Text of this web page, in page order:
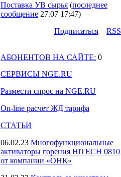
Поставка УВ сырья (последнее
сообщение 27.07 17:47)
Подпиcаться
RSS
АБОНЕНТОВ НА САЙТЕ: 0
СЕРВИСЫ NGE.RU
Размести спрос на NGE.RU
On-line расчет ЖД тарифа
СТАТЬИ
06.02.23 Многофункциональные
активаторы горения HiTECH 0810
от компании «ОНК»